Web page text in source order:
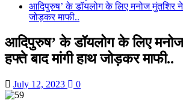
आदिपुरुष’ के डॉयलोग के लिए मनोज मुंतशिर ने
जोड़कर माफी..
आदिपुरुष’ के डॉयलोग के लिए
हफ्ते बाद मांगी हाथ जोड़कर माफी..
July 12, 2023 0